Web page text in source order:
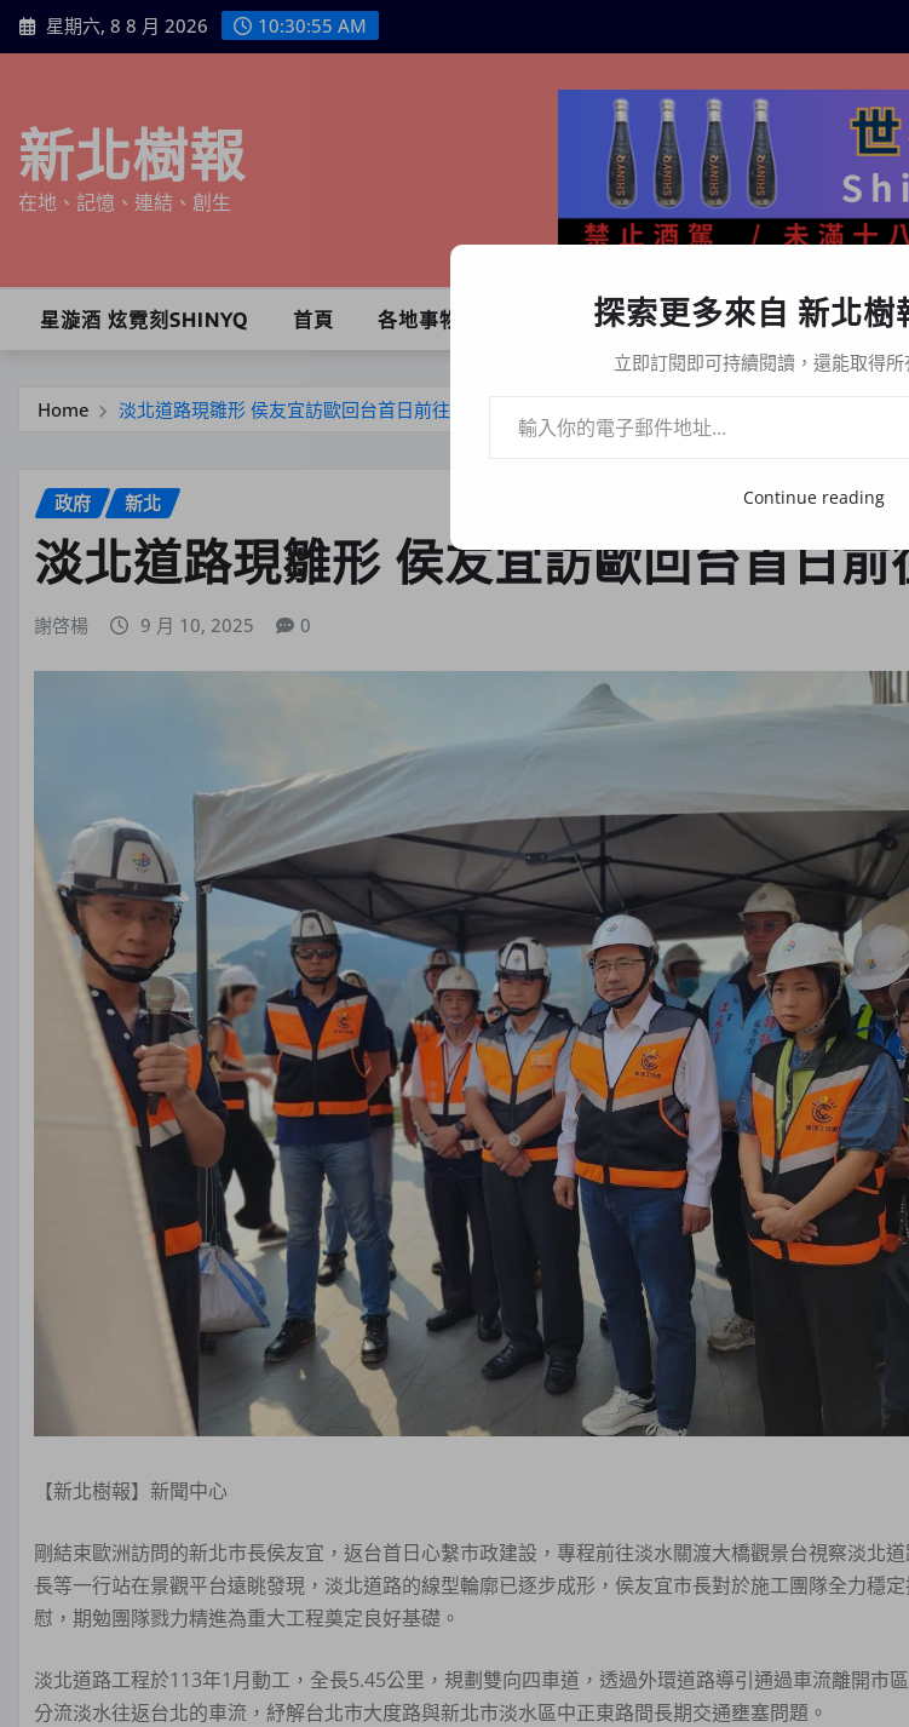
Skip
to
星期六, 8 8 月 2026 10:30:57 AM
新北樹報
在地、記憶、連結、創生
星漩酒 炫霓刻SHINYQ 首頁 各地事物 生活百態 關於樹報 星漩酒哪裡
Home 淡北道路現雛形 侯友宜訪歐回台首日前往視察
政府 新北
淡北道路現雛形 侯友宜訪歐回台首日前
謝啓楊 9 月 10, 2025 0
【新北樹報】新聞中心
剛結束歐洲訪問的新北市長侯友宜，返台首日心繫市政建設，專程前往淡水關渡大橋觀景台視察淡北
長等一行站在景觀平台遠眺發現，淡北道路的線型輪廓已逐步成形，侯友宜市長對於施工團隊全力穩
慰，期勉團隊戮力精進為重大工程奠定良好基礎。
淡北道路工程於113年1月動工，全長5.45公里，規劃雙向四車道，透過外環道路導引通過車流離開市
分流淡水往返台北的車流，紓解台北市大度路與新北市淡水區中正東路間長期交通壅塞問題。
探索更多來自 新北樹
立即訂閱即可持續閱讀，還能取得所
Continue reading